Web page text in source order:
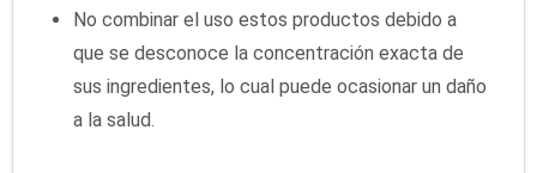
No combinar el uso estos productos debido a
que se desconoce la concentración exacta de
sus ingredientes, lo cual puede ocasionar un daño
a la salud.